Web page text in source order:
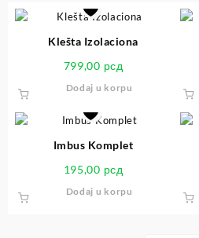
Klešta Izolaciona
799,00 рсд
Dodaj u korpu
Imbus Komplet
195,00 рсд
Dodaj u korpu